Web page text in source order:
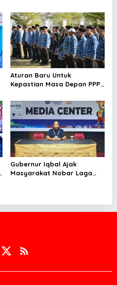
Aturan Baru Untuk
Kepastian Masa Depan PPPK
Gubernur Iqbal Ajak
Masyarakat Nobar Laga